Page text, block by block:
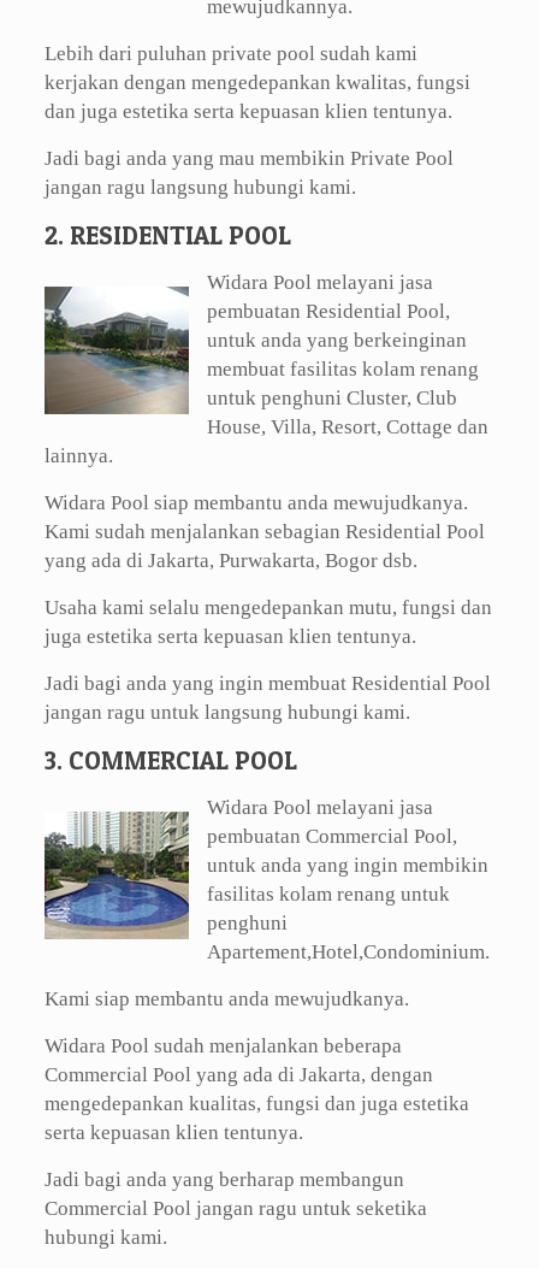
mewujudkannya.
Lebih dari puluhan private pool sudah kami
kerjakan dengan mengedepankan kwalitas, fungsi
dan juga estetika serta kepuasan klien tentunya.
Jadi bagi anda yang mau membikin Private Pool
jangan ragu langsung hubungi kami.
2. RESIDENTIAL POOL
Widara Pool melayani jasa
pembuatan Residential Pool,
untuk anda yang berkeinginan
membuat fasilitas kolam renang
untuk penghuni Cluster, Club
House, Villa, Resort, Cottage dan
lainnya.
Widara Pool siap membantu anda mewujudkanya.
Kami sudah menjalankan sebagian Residential Pool
yang ada di Jakarta, Purwakarta, Bogor dsb.
Usaha kami selalu mengedepankan mutu, fungsi dan
juga estetika serta kepuasan klien tentunya.
Jadi bagi anda yang ingin membuat Residential Pool
jangan ragu untuk langsung hubungi kami.
3. COMMERCIAL POOL
Widara Pool melayani jasa
pembuatan Commercial Pool,
untuk anda yang ingin membikin
fasilitas kolam renang untuk
penghuni
Apartement,Hotel,Condominium.
Kami siap membantu anda mewujudkanya.
Widara Pool sudah menjalankan beberapa
Commercial Pool yang ada di Jakarta, dengan
mengedepankan kualitas, fungsi dan juga estetika
serta kepuasan klien tentunya.
Jadi bagi anda yang berharap membangun
Commercial Pool jangan ragu untuk seketika
hubungi kami.